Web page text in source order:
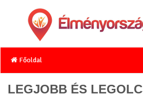
Főoldal
LEGJOBB ÉS